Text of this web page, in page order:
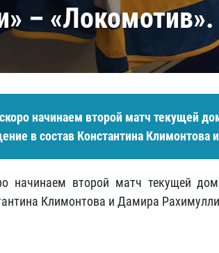
–
начинаем второй матч текущей
в состав Константина Климонтова
начинаем второй матч текущей
Климонтова и Дамира